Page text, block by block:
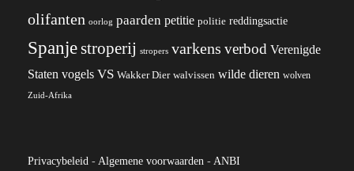
olifanten oorlog paarden petitie politie reddingsactie
Spanjestroperij stropers varkens verbod Verenigde
Staten vogels VS Wakker Dier walvissen wilde dieren wolven
Zuid-Afrika
Privacybeleid - Algemene voorwaarden - ANBI